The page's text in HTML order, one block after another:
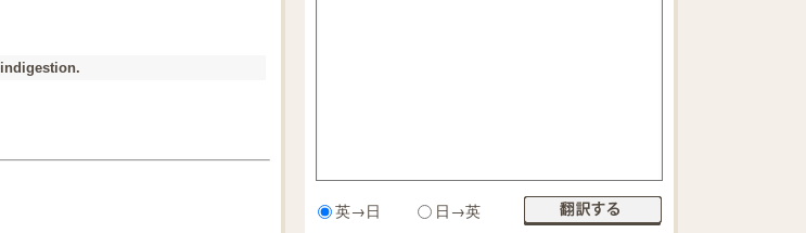
indigestion.
英→日 日→英